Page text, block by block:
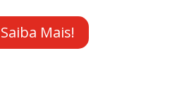
Saiba Mais!